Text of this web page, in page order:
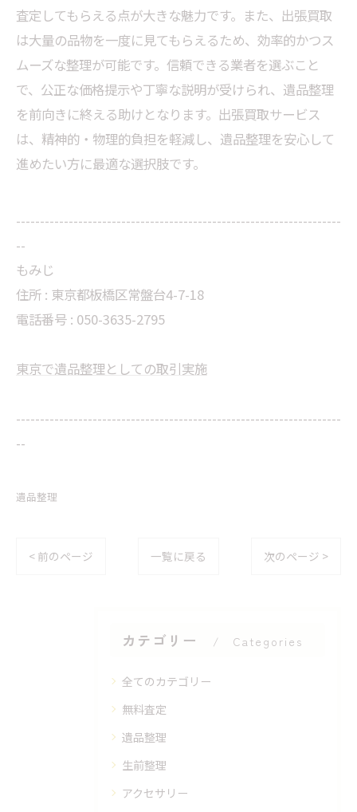
査定してもらえる点が大きな魅力です。また、出張買取
は大量の品物を一度に見てもらえるため、効率的かつス
ムーズな整理が可能です。信頼できる業者を選ぶこと
で、公正な価格提示や丁寧な説明が受けられ、遺品整理
を前向きに終える助けとなります。出張買取サービス
は、精神的・物理的負担を軽減し、遺品整理を安心して
進めたい方に最適な選択肢です。
--------------------------------------------------------------------
--
もみじ
住所 : 東京都板橋区常盤台4-7-18
電話番号 : 050-3635-2795
東京で遺品整理としての取引実施
--------------------------------------------------------------------
--
遺品整理
< 前のページ 一覧に戻る 次のページ >
カテゴリー Categories
全てのカテゴリー
無料査定
遺品整理
生前整理
アクセサリー